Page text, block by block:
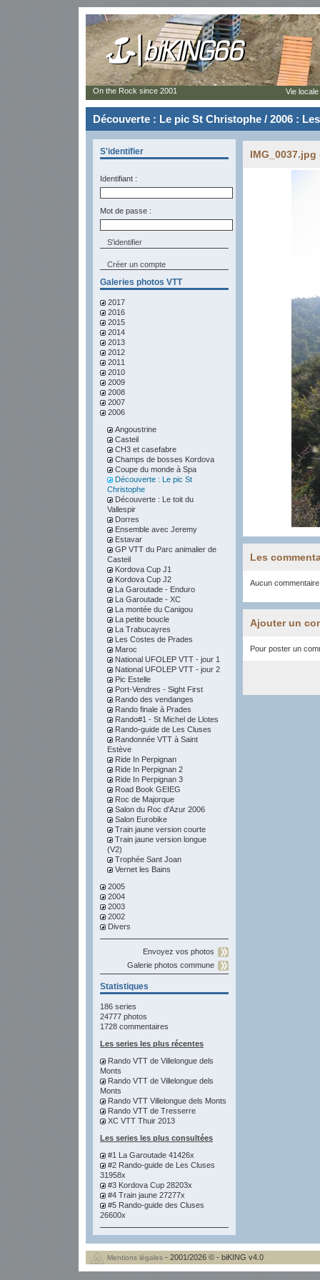
Découverte : Le pic St Christophe / 2006 :
S'identifier
Identifiant :
Mot de passe :
Créer un compte
Galeries photos VTT
2017
2016
2015
2014
2013
2012
2011
2010
2009
2008
2007
2006
Angoustrine
Casteil
CH3 et casefabre
Champs de bosses Kordova
Coupe du monde à Spa
Découverte : Le pic St
Christophe
Découverte : Le toit du
Vallespir
Dorres
Ensemble avec Jeremy
Estavar
GP VTT du Parc animalier de
Casteil
Kordova Cup J1
Kordova Cup J2
La Garoutade - Enduro
La Garoutade - XC
La montée du Canigou
La petite boucle
La Trabucayres
Les Costes de Prades
Maroc
National UFOLEP VTT - jour 1
National UFOLEP VTT - jour 2
Pic Estelle
Port-Vendres - Sight First
Rando des vendanges
Rando finale à Prades
Rando#1 - St Michel de Llotes
Rando-guide de Les Cluses
Randonnée VTT à Saint
Estève
Ride In Perpignan
Ride In Perpignan 2
Ride In Perpignan 3
Road Book GEIEG
Roc de Majorque
Salon du Roc d'Azur 2006
Salon Eurobike
Train jaune version courte
Train jaune version longue
(V2)
Trophée Sant Joan
Vernet les Bains
2005
2004
2003
2002
Divers
Envoyez vos photos
Galerie photos commune
Statistiques
186 series
24777 photos
1728 commentaires
Les series les plus récentes
Rando VTT de Villelongue dels
Monts
Rando VTT de Villelongue dels
Monts
Rando VTT Villelongue dels Monts
Rando VTT de Tresserre
XC VTT Thuir 2013
Les series les plus consultées
#1 La Garoutade 41426x
#2 Rando-guide de Les Cluses
31958x
#3 Kordova Cup 28203x
#4 Train jaune 27277x
#5 Rando-guide des Cluses
26600x
IMG_0037.jpg
Les
Aucun
Ajouter un
Pour poster un
On the Rock since 2001 Vie
Mentions légales - 2001/2026 © - biKING v4.0